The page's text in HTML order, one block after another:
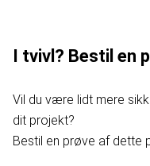
I tvivl? Bestil en
Vil du være lidt mere
dit projekt?
Bestil en prøve af dette